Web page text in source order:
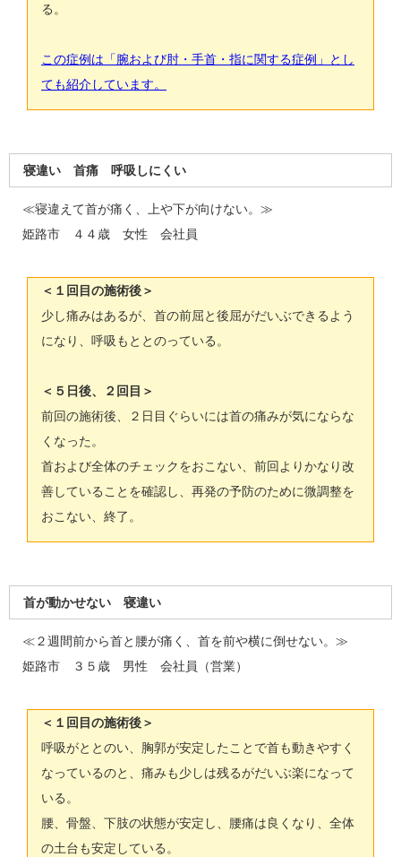
る。
この症例は「腕および肘・手首・指に関する症例」とし
ても紹介しています。
寝違い 首痛 呼吸しにくい
≪寝違えて首が痛く、上や下が向けない。≫
姫路市 ４４歳 女性 会社員
＜１回目の施術後＞
少し痛みはあるが、首の前屈と後屈がだいぶできるよう
になり、呼吸もととのっている。
＜５日後、２回目＞
前回の施術後、２日目ぐらいには首の痛みが気にならな
くなった。
首および全体のチェックをおこない、前回よりかなり改
善していることを確認し、再発の予防のために微調整を
おこない、終了。
首が動かせない 寝違い
≪２週間前から首と腰が痛く、首を前や横に倒せない。≫
姫路市 ３５歳 男性 会社員（営業）
＜１回目の施術後＞
呼吸がととのい、胸郭が安定したことで首も動きやすく
なっているのと、痛みも少しは残るがだいぶ楽になって
いる。
腰、骨盤、下肢の状態が安定し、腰痛は良くなり、全体
の土台も安定している。